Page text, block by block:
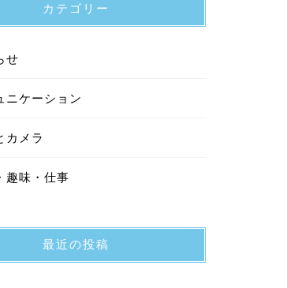
カテゴリー
せ
ニケーション
カメラ
趣味・仕事
最近の投稿